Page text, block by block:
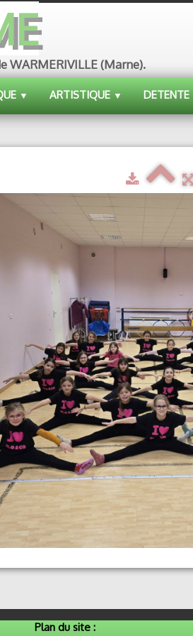
(Marne).
▼ ARTISTIQUE▼ DETENTE
Plan du site :